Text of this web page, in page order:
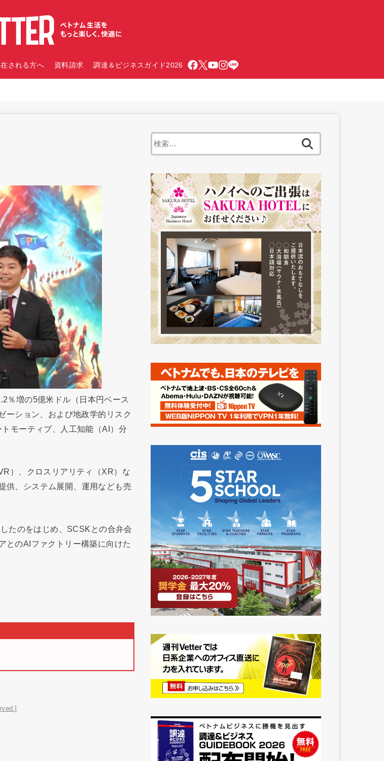
される方へ 資料請求 調達＆ビジネスガイド2026
％増の5億米ドル（日本円ベース
ーション、および地政学的リスク
モーティブ、人工知能（AI）分
）、クロスリアリティ（XR）な
供、システム展開、運用なども売
たのをはじめ、SCSKとの合弁会
とのAIファクトリー構築に向けた